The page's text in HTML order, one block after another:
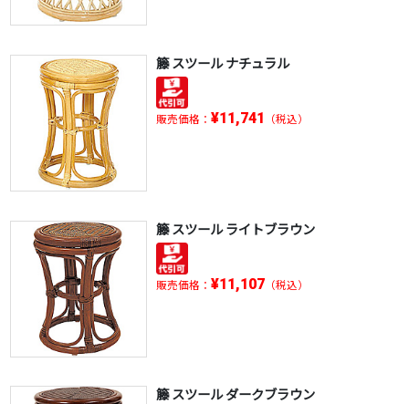
籐 スツール ナチュラル
販売価格： ¥11,741 （税込）
籐 スツール ライトブラウン
販売価格： ¥11,107（税込）
籐 スツール ダークブラウン